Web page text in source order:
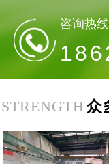
咨询热线
STRENGTH 众
郑
州
思
念
食
品
环
氧
自
平